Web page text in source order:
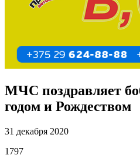
МЧС поздравляет
годом и Рождеством
31 декабря 2020
1797